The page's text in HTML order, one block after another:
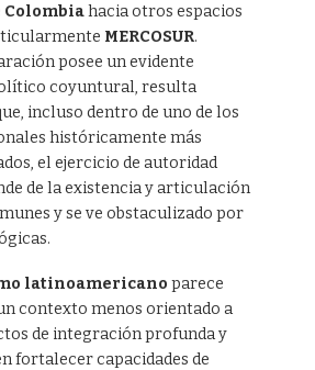
Colombiahacia otros espacios
MERCOSUR.
posee un evidente
coyuntural, resulta
incluso dentro de uno de los
históricamente más
el ejercicio de autoridad
de la existencia y articulación
y se ve obstaculizado por
latinoamericano parece
contexto menos orientado a
de integración profunda y
fortalecer capacidades de